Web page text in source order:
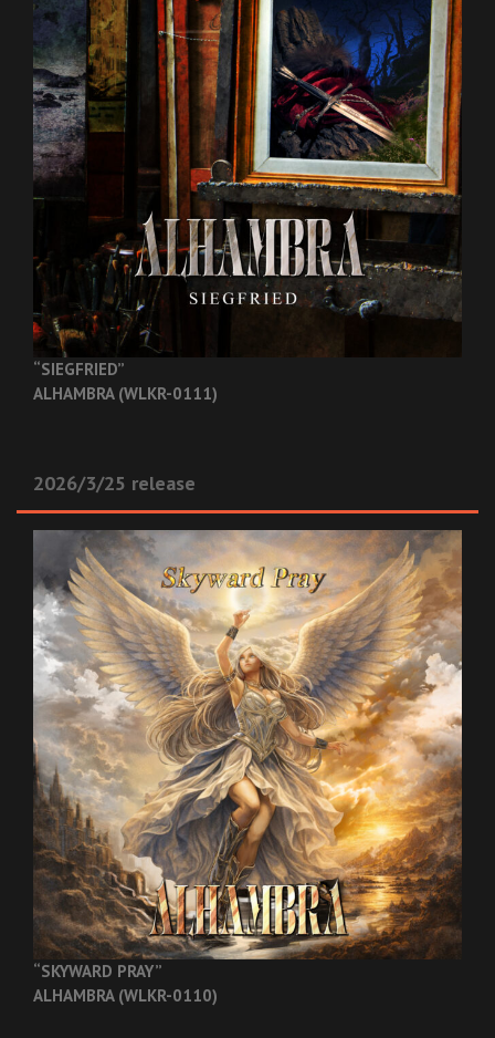
“SIEGFRIED”
ALHAMBRA (WLKR-0111)
2026/3/25 release
“SKYWARD PRAY”
ALHAMBRA (WLKR-0110)